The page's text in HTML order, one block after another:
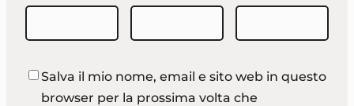
Salva il mio nome, email e sito web in questo
browser per la prossima volta che